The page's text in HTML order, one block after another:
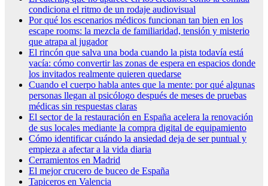
condiciona el ritmo de un rodaje audiovisual
Por qué los escenarios médicos funcionan tan bien en los
escape rooms: la mezcla de familiaridad, tensión y misterio
que atrapa al jugador
El rincón que salva una boda cuando la pista todavía está
vacía: cómo convertir las zonas de espera en espacios donde
los invitados realmente quieren quedarse
Cuando el cuerpo habla antes que la mente: por qué algunas
personas llegan al psicólogo después de meses de pruebas
médicas sin respuestas claras
El sector de la restauración en España acelera la renovación
de sus locales mediante la compra digital de equipamiento
Cómo identificar cuándo la ansiedad deja de ser puntual y
empieza a afectar a la vida diaria
Cerramientos en Madrid
El mejor crucero de buceo de España
Tapiceros en Valencia